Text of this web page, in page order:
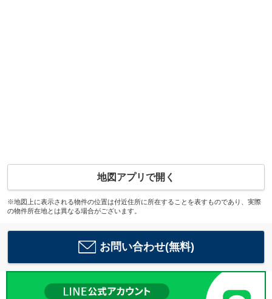
地図アプリで開く
※地図上に表示される物件の位置は付近住所に所在することを表すものであり、実際
の物件所在地とは異なる場合がございます。
お問い合わせ(無料)